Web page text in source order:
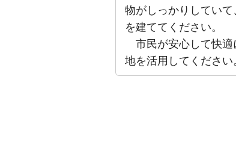
物がしっかりしてい
を建ててください。
市民が安心して快適
地を活用してください